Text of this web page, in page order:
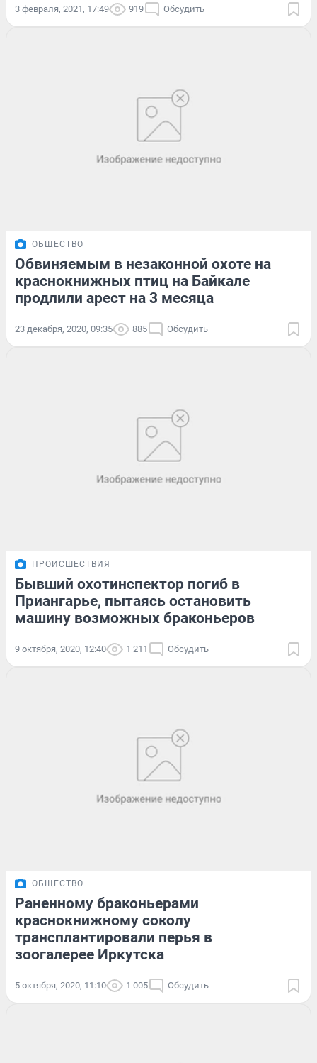
3 февраля, 2021, 17:49 919 Обсудить
ОБЩЕСТВО
Обвиняемым в незаконной охоте на
краснокнижных птиц на Байкале
продлили арест на 3 месяца
23 декабря, 2020, 09:35 885 Обсудить
ПРОИСШЕСТВИЯ
Бывший охотинспектор погиб в
Приангарье, пытаясь остановить
машину возможных браконьеров
9 октября, 2020, 12:40 1 211 Обсудить
ОБЩЕСТВО
Раненному браконьерами
краснокнижному соколу
трансплантировали перья в
зоогалерее Иркутска
5 октября, 2020, 11:10 1 005 Обсудить